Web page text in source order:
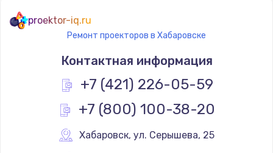
proektor-iq.ru
Ремонт проекторов в Хабаровске
Контактная информация
+7 (421) 226-05-59
+7 (800) 100-38-20
Хабаровск, ул. Серышева, 25